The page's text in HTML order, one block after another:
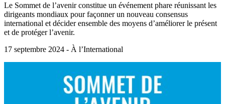
Le Sommet de l’avenir constitue un événement phare réunissant les
dirigeants mondiaux pour façonner un nouveau consensus
international et décider ensemble des moyens d’améliorer le présent
et de protéger l’avenir.
17 septembre 2024 - À l’International